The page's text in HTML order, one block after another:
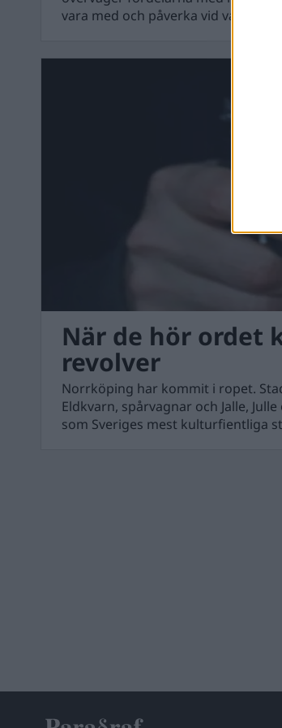
vara med och påverka vid valet
När de hör ordet
revolver
Norrköping har kommit i ropet.
Eldkvarn, spårvagnar och Jalle,
som Sveriges mest kulturfientliga